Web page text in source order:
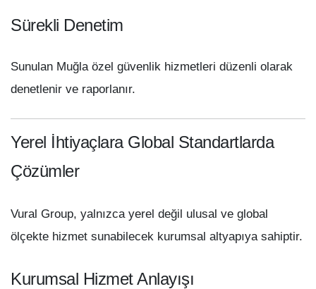
Sürekli Denetim
Sunulan Muğla özel güvenlik hizmetleri düzenli olarak
denetlenir ve raporlanır.
Yerel İhtiyaçlara Global Standartlarda
Çözümler
Vural Group, yalnızca yerel değil ulusal ve global
ölçekte hizmet sunabilecek kurumsal altyapıya sahiptir.
Kurumsal Hizmet Anlayışı